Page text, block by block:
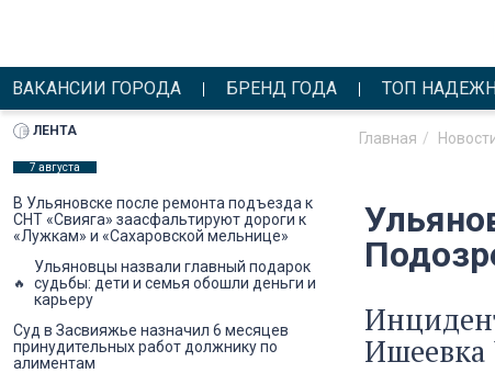
ВАКАНСИИ ГОРОДА БРЕНД ГОДА ТОП
Главная
Ишеевка
ЛЕНТА
7 августа
В Ульяновске после ремонта подъезда к
СНТ «Свияга» заасфальтируют дороги к
«Лужкам» и «Сахаровской мельнице»
Ульяновцы назвали главный подарок
судьбы: дети и семья обошли деньги и
карьеру
Суд в Засвияжье назначил 6 месяцев
принудительных работ должнику по
алиментам